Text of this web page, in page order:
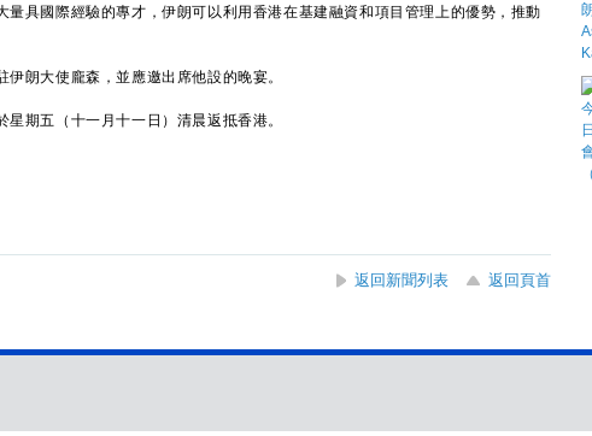
量具國際經驗的專才，伊朗可以利用香港在基建融資和項目管理上的優勢，推動
朗大使龐森，並應邀出席他設的晚宴。
期五（十一月十一日）清晨返抵香港。
返回新聞列表
返回頁首